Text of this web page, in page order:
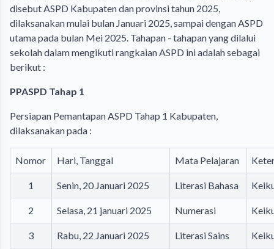
disebut ASPD Kabupaten dan provinsi tahun 2025,
dilaksanakan mulai bulan Januari 2025, sampai dengan ASPD
utama pada bulan Mei 2025. Tahapan - tahapan yang dilalui
sekolah dalam mengikuti rangkaian ASPD ini adalah sebagai
berikut :
PPASPD Tahap 1
Persiapan Pemantapan ASPD Tahap 1 Kabupaten,
dilaksanakan pada :
Nomor Hari, Tanggal Mata Pelajaran
1 Senin, 20 Januari 2025 Literasi Bahasa
2 Selasa, 21 januari 2025 Numerasi
3 Rabu, 22 Januari 2025 Literasi Sains